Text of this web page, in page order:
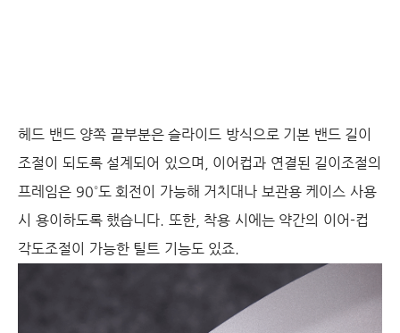
헤드 밴드 양쪽 끝부분은 슬라이드 방식으로 기본 밴드 길이
조절이 되도록 설계되어 있으며, 이어컵과 연결된 길이조절의
프레임은 90˚도 회전이 가능해 거치대나 보관용 케이스 사용
시 용이하도록 했습니다. 또한, 착용 시에는 약간의 이어-컵
각도조절이 가능한 틸트 기능도 있죠.